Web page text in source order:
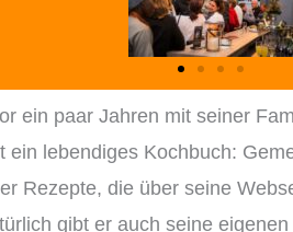
ein paar Jahren mit seiner
ein lebendiges Kochbuch:
Rezepte, die über seine
gibt er auch seine